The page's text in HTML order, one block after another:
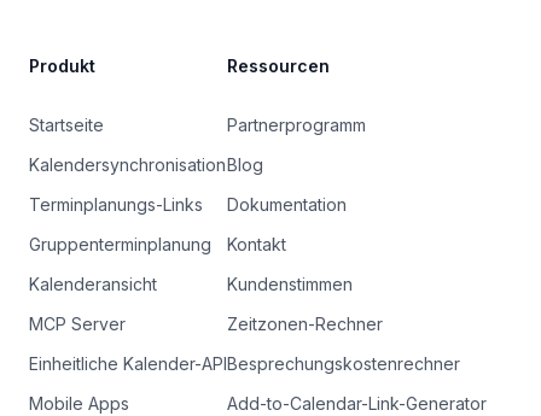
Produkt
Startseite
Kalendersynchronisation
Terminplanungs-Links
Gruppenterminplanung
Kalenderansicht
MCP Server
Einheitliche Kalender-API
Mobile Apps
Ressourcen
Partnerprogramm
Blog
Dokumentation
Kontakt
Kundenstimmen
Zeitzonen-Rechner
Besprechungskostenrechner
Add-to-Calendar-Link-Generator